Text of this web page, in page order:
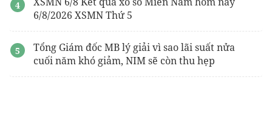
6/8/2026 XSMN Thứ 5
Tổng Giám đốc MB lý giải vì sao lãi suất nửa
cuối năm khó giảm, NIM sẽ còn thu hẹp